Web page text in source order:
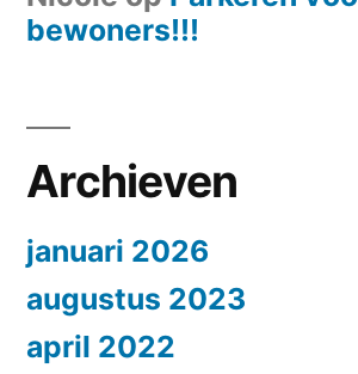
bewoners!!!
Archieven
januari 2026
augustus 2023
april 2022